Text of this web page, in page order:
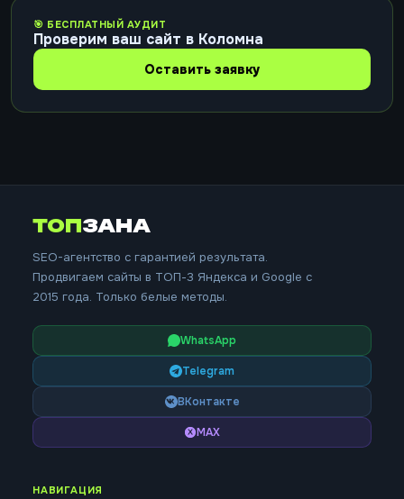
🎯 БЕСПЛАТНЫЙ АУДИТ
Проверим ваш сайт в Коломна
Оставить заявку
ТОПЗАНА
SEO-агентство с гарантией результата.
Продвигаем сайты в ТОП-3 Яндекса и Google с
2015 года. Только белые методы.
WhatsApp
Telegram
ВКонтакте
MAX
НАВИГАЦИЯ